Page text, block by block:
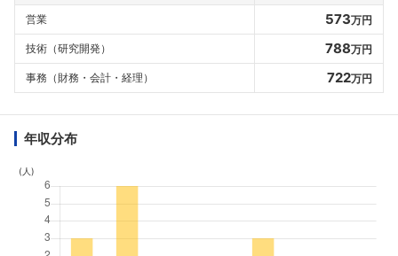
営業
573万円
技術（研究開発） 788万円
事務（財務・会計・経理） 722万円
年収分布
(人)